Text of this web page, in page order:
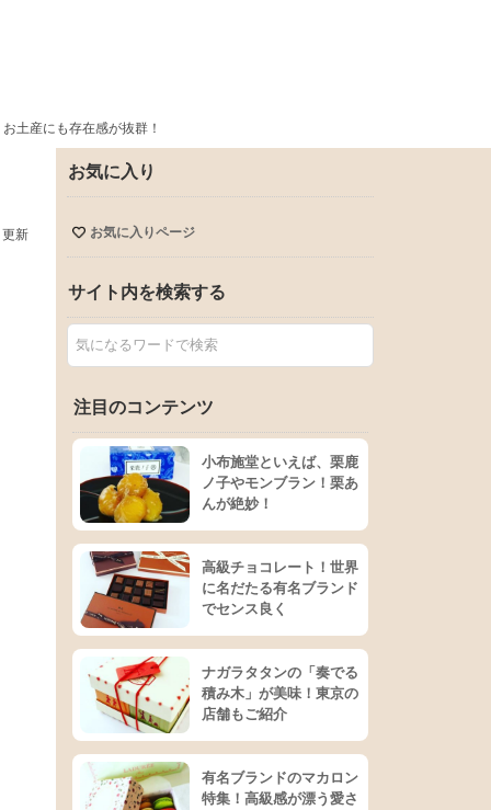
土産にも存在感が抜群！
新
お気に入り
お気に入りページ
サイト内を検索する
注目のコンテンツ
小布施堂といえば、栗鹿
ノ子やモンブラン！栗あ
んが絶妙！
高級チョコレート！世界
に名だたる有名ブランド
でセンス良く
ナガラタタンの「奏でる
積み木」が美味！東京の
店舗もご紹介
有名ブランドのマカロン
特集！高級感が漂う愛さ